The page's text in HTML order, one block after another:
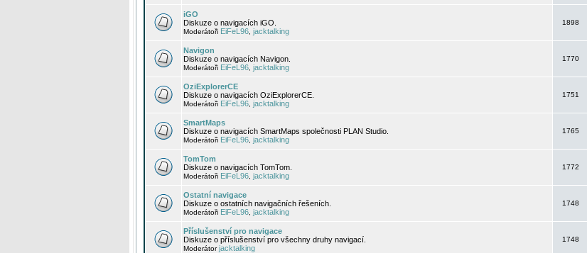
iGO
Diskuze o navigacích iGO.
Moderátoři EiFeL96 jacktalking
1898
Navigon
Diskuze o navigacích Navigon.
Moderátoři EiFeL96 jacktalking
1770
OziExplorerCE
Diskuze o navigacích OziExplorerCE.
Moderátoři EiFeL96 jacktalking
1751
SmartMaps
Diskuze o navigacích SmartMaps společnosti PLAN Studio.
Moderátoři EiFeL96 jacktalking
1765
TomTom
Diskuze o navigacích TomTom.
Moderátoři EiFeL96 jacktalking
1772
Ostatní navigace
Diskuze o ostatních navigačních řešeních.
Moderátoři EiFeL96 jacktalking
1748
Příslušenství pro navigace
Diskuze o příslušenství pro všechny druhy navigací.
Moderátorjacktalking
1748